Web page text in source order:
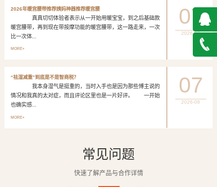
2026年暖宫腰带推荐姨妈神器推荐暖宫腰
真真切切体验者表示从一开始用暖宝宝，到之后基础款
暖宫腰带，再到现在带按摩功能的暖宫腰带，这一路走来，一次
比一次体...
MORE+
07
2026-08
“祛湿减重”到底是不是智商税？
我本身湿气是挺重的，当时入手也是因为那些博主说的
情况和我真的太对症，而且评论区里也是一片好评。 一开始
也确实感...
MORE+
07
2026-08
常见问题
快速了解产品与合作详情
QQ在